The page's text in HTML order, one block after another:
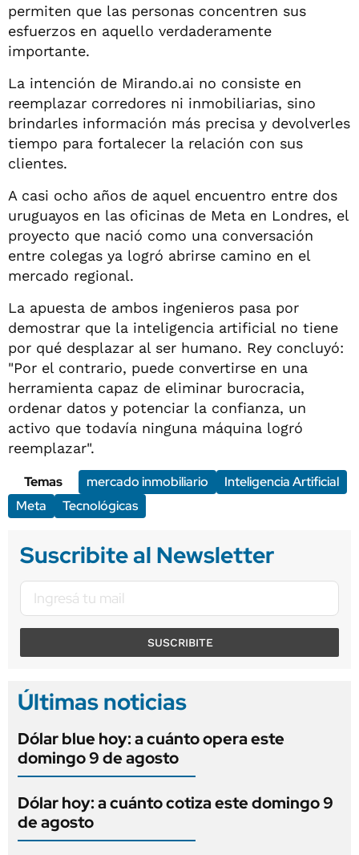
permiten que las personas concentren sus
esfuerzos en aquello verdaderamente
importante.
La intención de Mirando.ai no consiste en
reemplazar corredores ni inmobiliarias, sino
brindarles información más precisa y devolverles
tiempo para fortalecer la relación con sus
clientes.
A casi ocho años de aquel encuentro entre dos
uruguayos en las oficinas de Meta en Londres, el
proyecto que nació como una conversación
entre colegas ya logró abrirse camino en el
mercado regional.
La apuesta de ambos ingenieros pasa por
demostrar que la inteligencia artificial no tiene
por qué desplazar al ser humano. Rey concluyó:
"Por el contrario, puede convertirse en una
herramienta capaz de eliminar burocracia,
ordenar datos y potenciar la confianza, un
activo que todavía ninguna máquina logró
reemplazar".
Temas
mercado inmobiliario
Inteligencia Artificial
Meta
Tecnológicas
Suscribite al Newsletter
SUSCRIBITE
Últimas noticias
Dólar blue hoy: a cuánto opera este
domingo 9 de agosto
Dólar hoy: a cuánto cotiza este domingo 9
de agosto